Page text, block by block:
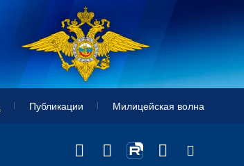
Публикации Милицейская волна